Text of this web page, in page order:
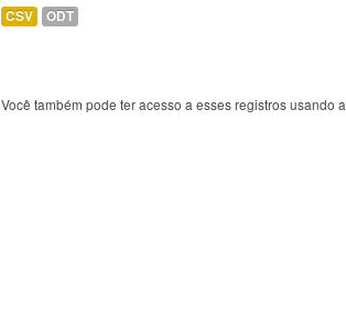
CSV ODT
Você também pode ter acesso a esses registros usando a